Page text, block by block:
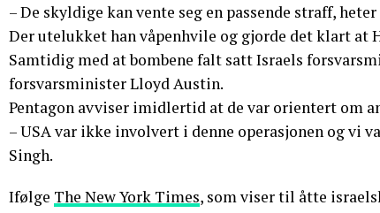
– De skyldige kan vente seg en passende straff,
Der utelukket han våpenhvile og gjorde det klart at
Samtidig med at bombene falt satt Israels
forsvarsminister Lloyd Austin.
Pentagon avviser imidlertid at de var orientert om
– USA var ikke involvert i denne operasjonen og vi
Singh.
Ifølge The New York Times, som viser til åtte